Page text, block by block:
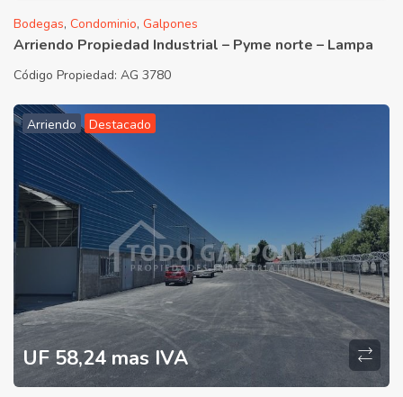
Bodegas, Condominio, Galpones
Arriendo Propiedad Industrial – Pyme norte – Lampa
Código Propiedad: AG 3780
Arriendo Destacado
UF 58,24 mas IVA